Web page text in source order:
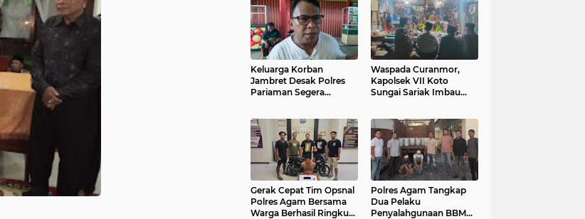
Keluarga Korban
Jambret Desak Polres
Pariaman Segera
Waspada Curanmor,
Kapolsek VII Koto
Sungai Sariak Imbau
Gerak Cepat Tim Opsnal
Polres Agam Bersama
Warga Berhasil Ringkus
Polres Agam Tangkap
Dua Pelaku
Penyalahgunaan BBM